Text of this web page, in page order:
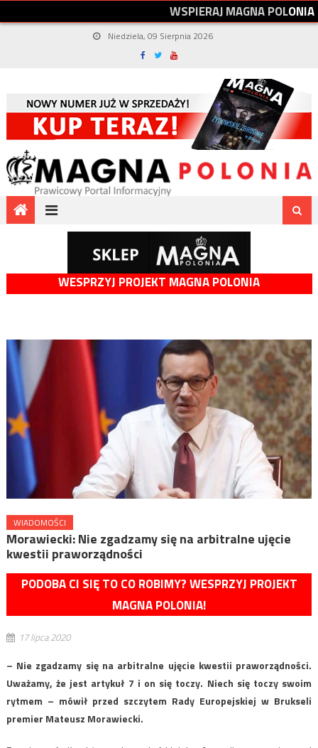
WSPIERAJMAGNAPOLONIA
Niedziela, 09 Sierpnia 2026
WESPRZYJ PROJEKT MAGNA POLONIA
WIADOMOŚCI
Morawiecki: Nie zgadzamy się na arbitralne ujęcie
kwestii praworządności
PODOBA CI SIĘ TO CO ROBIMY? WESPRZYJ PROJEKT
MAGNA POLONIA!
17 lipca 2020
– Nie zgadzamy się na arbitralne ujęcie kwestii praworządności.
Uważamy, że jest artykuł 7 i on się toczy. Niech się toczy swoim
rytmem – mówił przed szczytem Rady Europejskiej w Brukseli
premier Mateusz Morawiecki.